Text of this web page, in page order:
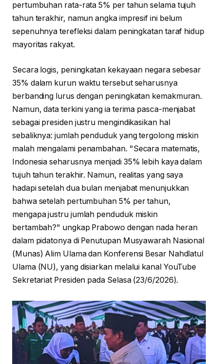
pertumbuhan rata-rata 5% per tahun selama tujuh
tahun terakhir, namun angka impresif ini belum
sepenuhnya terefleksi dalam peningkatan taraf hidup
mayoritas rakyat.
Secara logis, peningkatan kekayaan negara sebesar
35% dalam kurun waktu tersebut seharusnya
berbanding lurus dengan peningkatan kemakmuran.
Namun, data terkini yang ia terima pasca-menjabat
sebagai presiden justru mengindikasikan hal
sebaliknya: jumlah penduduk yang tergolong miskin
malah mengalami penambahan. "Secara matematis,
Indonesia seharusnya menjadi 35% lebih kaya dalam
tujuh tahun terakhir. Namun, realitas yang saya
hadapi setelah dua bulan menjabat menunjukkan
bahwa setelah pertumbuhan 5% per tahun,
mengapa justru jumlah penduduk miskin
bertambah?" ungkap Prabowo dengan nada heran
dalam pidatonya di Penutupan Musyawarah Nasional
(Munas) Alim Ulama dan Konferensi Besar Nahdlatul
Ulama (NU), yang disiarkan melalui kanal YouTube
Sekretariat Presiden pada Selasa (23/6/2026).